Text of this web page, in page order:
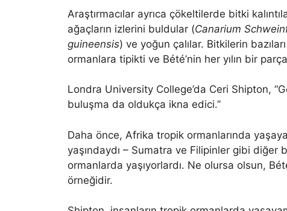
Araştırmacılar ayrıca çökeltilerde bitki
ağaçların izlerini buldular (Canarium
guineensis) ve yoğun çalılar. Bitkilerin
ormanlara tipikti ve Bété’nin her yılın bir
Londra University College’da Ceri Shipton,
buluşma da oldukça ikna edici.”
Daha önce, Afrika tropik ormanlarında
yaşındaydı – Sumatra ve Filipinler gibi
ormanlarda yaşıyorlardı. Ne olursa olsun,
örneğidir.